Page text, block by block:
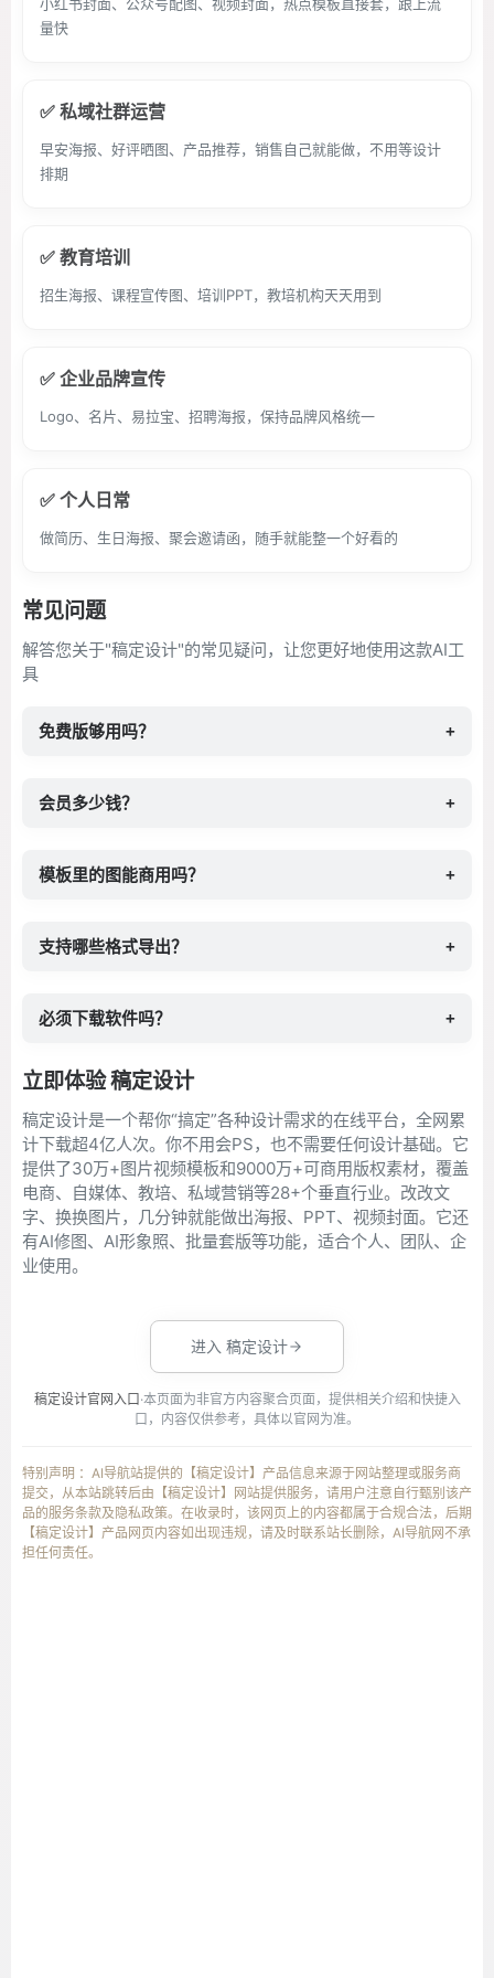
量快
✅ 私域社群运营
早安海报、好评晒图、产品推荐，销售自己就能做，不用等设计
排期
✅ 教育培训
招生海报、课程宣传图、培训PPT，教培机构天天用到
✅ 企业品牌宣传
Logo、名片、易拉宝、招聘海报，保持品牌风格统一
✅ 个人日常
做简历、生日海报、聚会邀请函，随手就能整一个好看的
常见问题
解答您关于"稿定设计"的常见疑问，让您更好地使用这款AI工
具
免费版够用吗？ +
会员多少钱？ +
模板里的图能商用吗？ +
支持哪些格式导出？ +
必须下载软件吗？ +
立即体验 稿定设计
稿定设计是一个帮你“搞定”各种设计需求的在线平台，全网累
计下载超4亿人次。你不用会PS，也不需要任何设计基础。它
提供了30万+图片视频模板和9000万+可商用版权素材，覆盖
电商、自媒体、教培、私域营销等28+个垂直行业。改改文
字、换换图片，几分钟就能做出海报、PPT、视频封面。它还
有AI修图、AI形象照、批量套版等功能，适合个人、团队、企
业使用。
进入 稿定设计
稿定设计官网入口 ·本页面为非官方内容聚合页面，提供相关介绍和快捷入
口，内容仅供参考，具体以官网为准。
特别声明 ：AI导航站提供的【稿定设计】产品信息来源于网站整理或服务商
提交，从本站跳转后由【稿定设计】网站提供服务，请用户注意自行甄别该产
品的服务条款及隐私政策。在收录时，该网页上的内容都属于合规合法，后期
【稿定设计】产品网页内容如出现违规，请及时联系站长删除，AI导航网不承
担任何责任。